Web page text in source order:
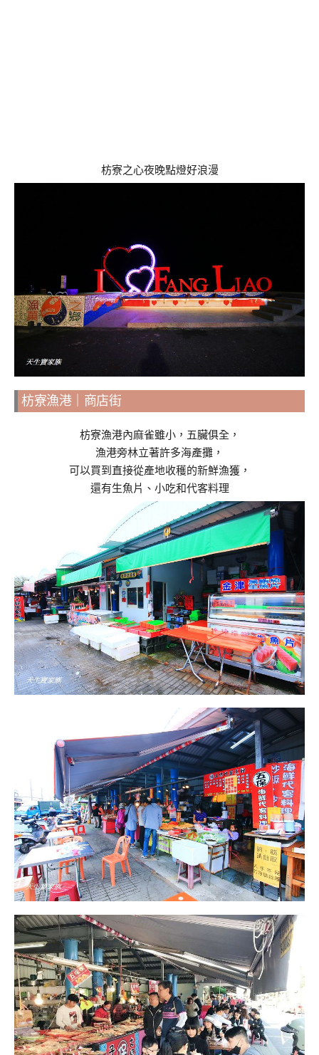
枋寮之心夜晚點燈好浪漫
枋寮漁港｜商店街
枋寮漁港內麻雀雖小，五臟俱全，
漁港旁林立著許多海產攤，
可以買到直接從產地收穫的新鮮漁獲，
還有生魚片、小吃和代客料理